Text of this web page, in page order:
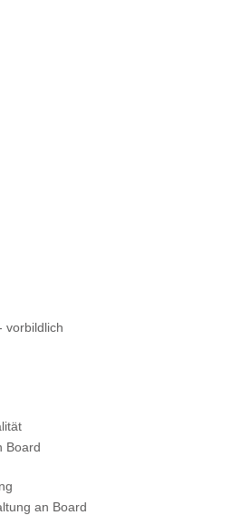
vorbildlich
Board
an Board